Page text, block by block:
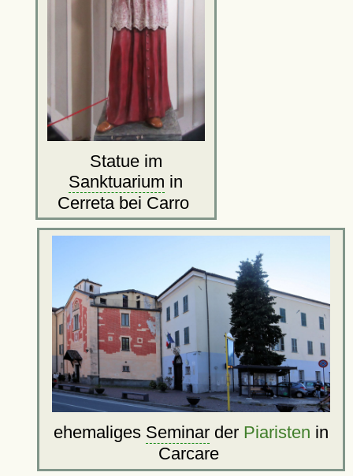
Statue im
Sanktuarium in
Cerreta bei Carro
ehemaliges Seminar der Piaristen in
Carcare